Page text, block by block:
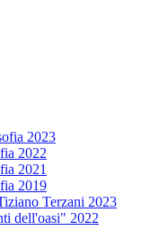
2023
2022
2021
2019
Terzani 2023
dell'oasi" 2022